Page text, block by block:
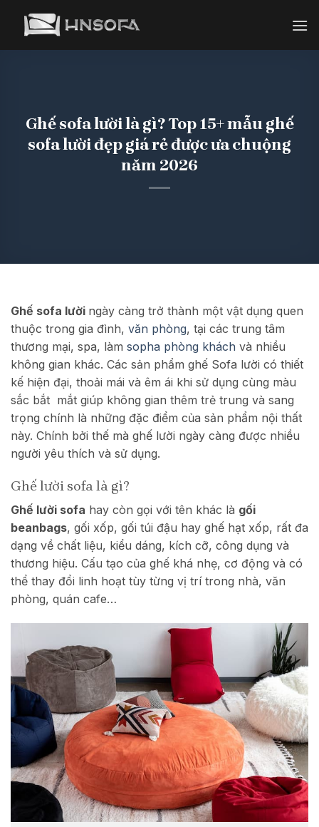
Ghế sofa lười là gì? Top 15+ mẫu ghế
sofa lười đẹp giá rẻ được ưa chuộng
năm 2026
Ghế sofa lười ngày càng trở thành một vật dụng quen
thuộc trong gia đình, văn phòng, tại các trung tâm
thương mại, spa, làm sopha phòng khách và nhiều
không gian khác. Các sản phẩm ghế Sofa lười có thiết
kế hiện đại, thoải mái và êm ái khi sử dụng cùng màu
sắc bắt mắt giúp không gian thêm trẻ trung và sang
trọng chính là những đặc điểm của sản phẩm nội thất
này. Chính bởi thế mà ghế lười ngày càng được nhiều
người yêu thích và sử dụng.
Ghế lười sofa là gì?
Ghế lười sofa hay còn gọi với tên khác là gối
beanbags, gối xốp, gối túi đậu hay ghế hạt xốp, rất đa
dạng về chất liệu, kiểu dáng, kích cỡ, công dụng và
thương hiệu. Cấu tạo của ghế khá nhẹ, cơ động và có
thể thay đổi linh hoạt tùy từng vị trí trong nhà, văn
phòng, quán cafe…